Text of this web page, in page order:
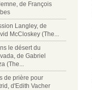
de François
Langley, de
McCloskey (The...
le désert du
de Gabriel
(The...
de prière pour
d'Edith Vacher